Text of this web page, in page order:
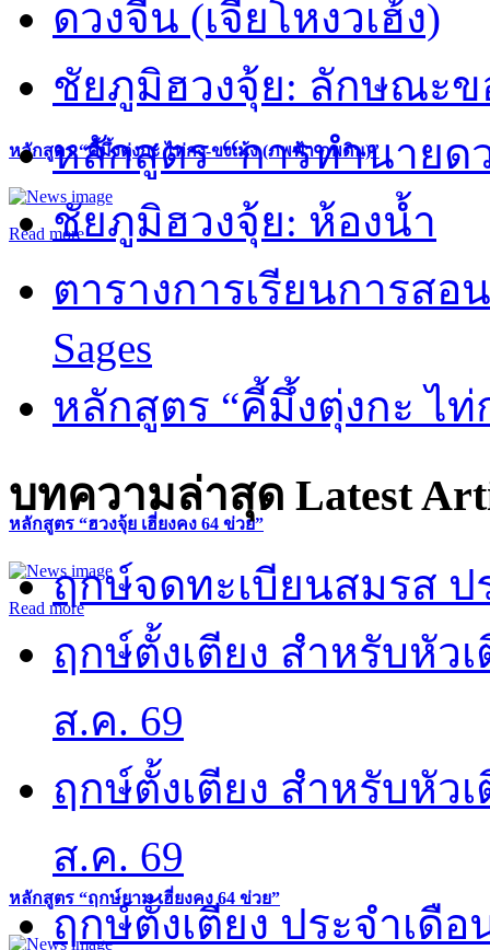
หลักสูตร “คี้มึ้งตุ่งกะ ไท่กง-ขงเม้ง (ภพฟ้า ภพดิน)”
Read more
หลักสูตร “ฮวงจุ้ย เฮี่ยงคง 64 ข่วย”
Read more
หลักสูตร “ฤกษ์ยาม เฮี่ยงคง 64 ข่วย”
ดวงจีน (เจี่ยโหงวเฮ้ง)
ชัยภูมิฮวงจุ้ย: ลักษณะ
หลักสูตร “การทำนายด
ชัยภูมิฮวงจุ้ย: ห้องน้ำ
ตารางการเรียนการส
Sages
หลักสูตร “คี้มึ้งตุ่งกะ ไ
บทความล่าสุด Latest
ฤกษ์จดทะเบียนสมรส ป
ฤกษ์ตั้งเตียง สำหรับหัว
ส.ค. 69
ฤกษ์ตั้งเตียง สำหรับหัว
ส.ค. 69
ฤกษ์ตั้งเตียง ประจำเดือ